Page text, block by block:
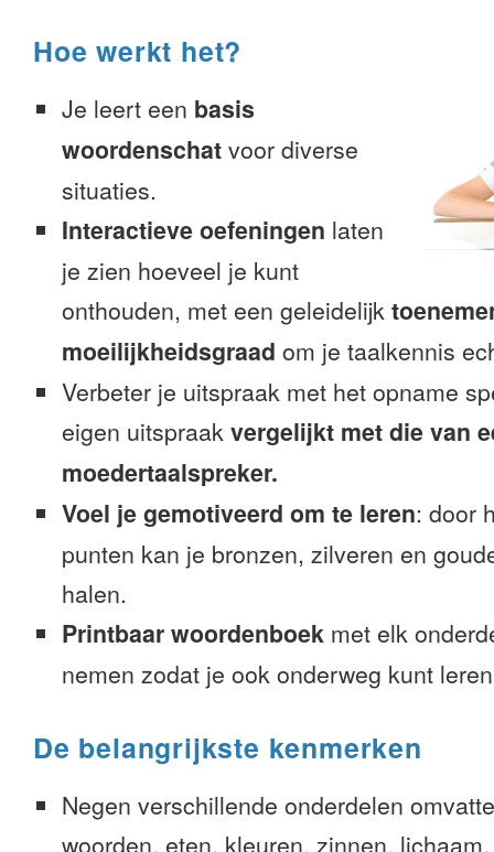
Hoe werkt het?
Je leert een basis
woordenschat voor diverse
situaties.
Interactieve oefeningen laten
je zien hoeveel je kunt
onthouden, met een geleidelijk
moeilijkheidsgraad om je taalkennis
Verbeter je uitspraak met het opname
eigen uitspraak vergelijkt met die van
moedertaalspreker.
Voel je gemotiveerd om te leren: door
punten kan je bronzen, zilveren en
halen.
Printbaar woordenboek met elk
nemen zodat je ook onderweg kunt
De belangrijkste kenmerken
Negen verschillende onderdelen
woorden, eten, kleuren, zinnen,